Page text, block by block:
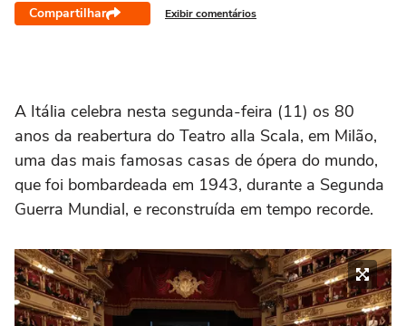
Compartilhar Exibir comentários
A Itália celebra nesta segunda-feira (11) os 80
anos da reabertura do Teatro alla Scala, em Milão,
uma das mais famosas casas de ópera do mundo,
que foi bombardeada em 1943, durante a Segunda
Guerra Mundial, e reconstruída em tempo recorde.